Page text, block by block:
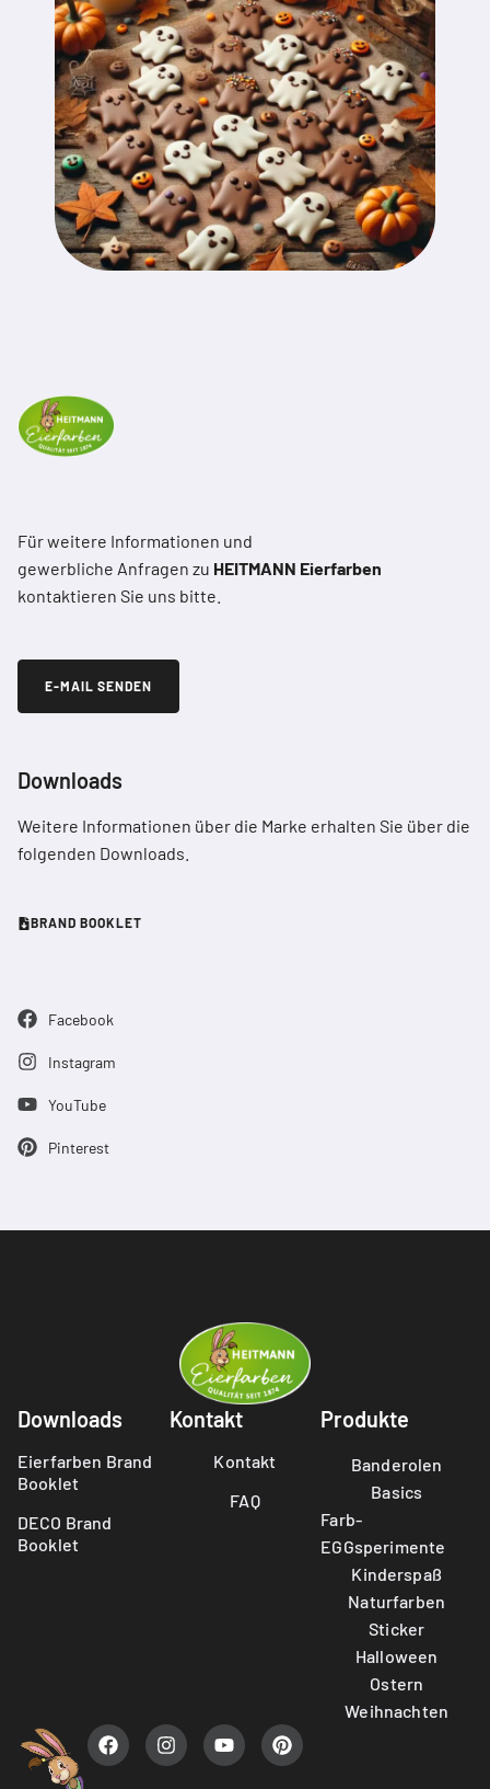
Für weitere Informationen und
gewerbliche Anfragen zu HEITMANN Eierfarben
kontaktieren Sie uns bitte.
E-MAIL SENDEN
Downloads
Weitere Informationen über die Marke erhalten Sie über die
folgenden Downloads.
BRAND BOOKLET
Facebook
Instagram
YouTube
Pinterest
Downloads
Eierfarben Brand
Booklet
DECO Brand
Booklet
Kontakt
Kontakt
FAQ
Produkte
Banderolen
Basics
Farb-
EGGsperimente
Kinderspaß
Naturfarben
Sticker
Halloween
Ostern
Weihnachten